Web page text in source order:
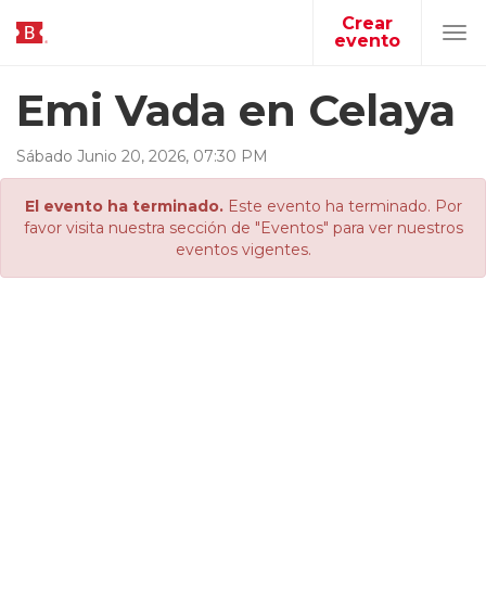
Crear
evento
Emi Vada en Celaya
Sábado Junio 20, 2026, 07:30 PM
El evento ha terminado.Este evento ha terminado. Por
favor visita nuestra sección de "Eventos" para ver nuestros
eventos vigentes.